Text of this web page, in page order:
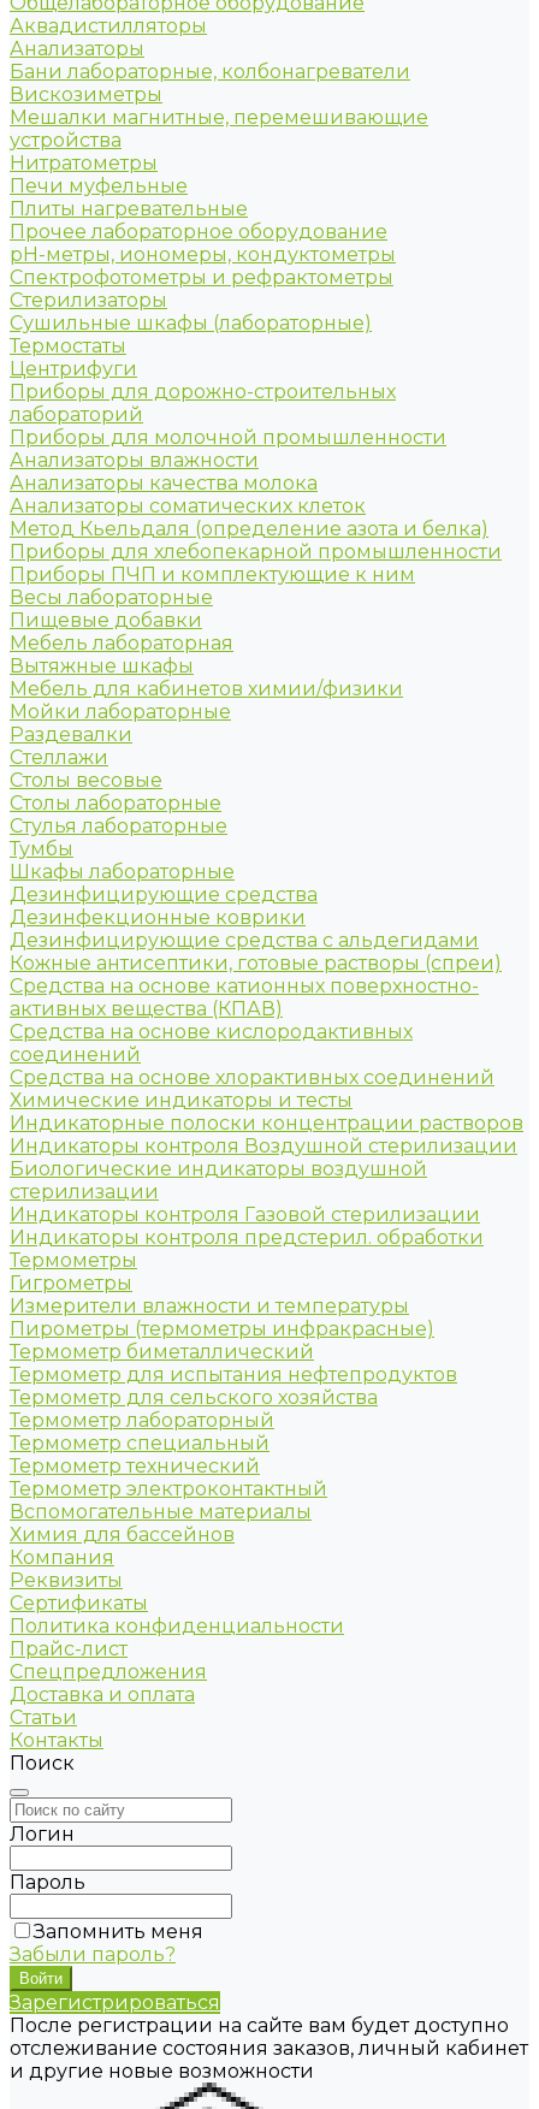
Аквадистилляторы
Анализаторы
Бани лабораторные, колбонагреватели
Вискозиметры
Мешалки магнитные, перемешивающие
устройства
Нитратометры
Печи муфельные
Плиты нагревательные
Прочее лабораторное оборудование
рН-метры, иономеры, кондуктометры
Спектрофотометры и рефрактометры
Стерилизаторы
Сушильные шкафы (лабораторные)
Термостаты
Центрифуги
Приборы для дорожно-строительных
лабораторий
Приборы для молочной промышленности
Анализаторы влажности
Анализаторы качества молока
Анализаторы соматических клеток
Метод Кьельдаля (определение азота и белка)
Приборы для хлебопекарной промышленности
Приборы ПЧП и комплектующие к ним
Весы лабораторные
Пищевые добавки
Мебель лабораторная
Вытяжные шкафы
Мебель для кабинетов химии/физики
Мойки лабораторные
Раздевалки
Стеллажи
Столы весовые
Столы лабораторные
Стулья лабораторные
Тумбы
Шкафы лабораторные
Дезинфицирующие средства
Дезинфекционные коврики
Дезинфицирующие средства с альдегидами
Кожные антисептики, готовые растворы (спреи)
Средства на основе катионных поверхностно-
активных вещества (КПАВ)
Средства на основе кислородактивных
соединений
Средства на основе хлорактивных соединений
Химические индикаторы и тесты
Индикаторные полоски концентрации растворов
Индикаторы контроля Воздушной стерилизации
Биологические индикаторы воздушной
стерилизации
Индикаторы контроля Газовой стерилизации
Индикаторы контроля предстерил. обработки
Термометры
Гигрометры
Измерители влажности и температуры
Пирометры (термометры инфракрасные)
Термометр биметаллический
Термометр для испытания нефтепродуктов
Термометр для сельского хозяйства
Термометр лабораторный
Термометр специальный
Термометр технический
Термометр электроконтактный
Вспомогательные материалы
Химия для бассейнов
Компания
Реквизиты
Сертификаты
Политика конфиденциальности
Прайс-лист
Спецпредложения
Доставка и оплата
Статьи
Контакты
Поиск
Логин
Пароль
Запомнить меня
Забыли пароль?
Зарегистрироваться
После регистрации на сайте вам будет доступно
отслеживание состояния заказов, личный кабинет
и другие новые возможности